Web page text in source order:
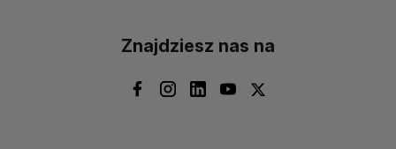
Znajdziesz nas na